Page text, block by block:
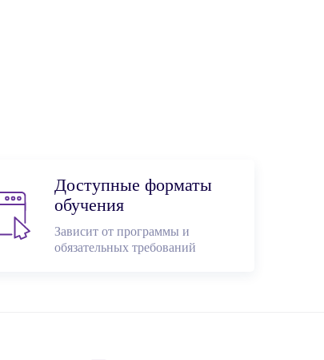
Доступные форматы
обучения
Зависит от программы и
обязательных требований